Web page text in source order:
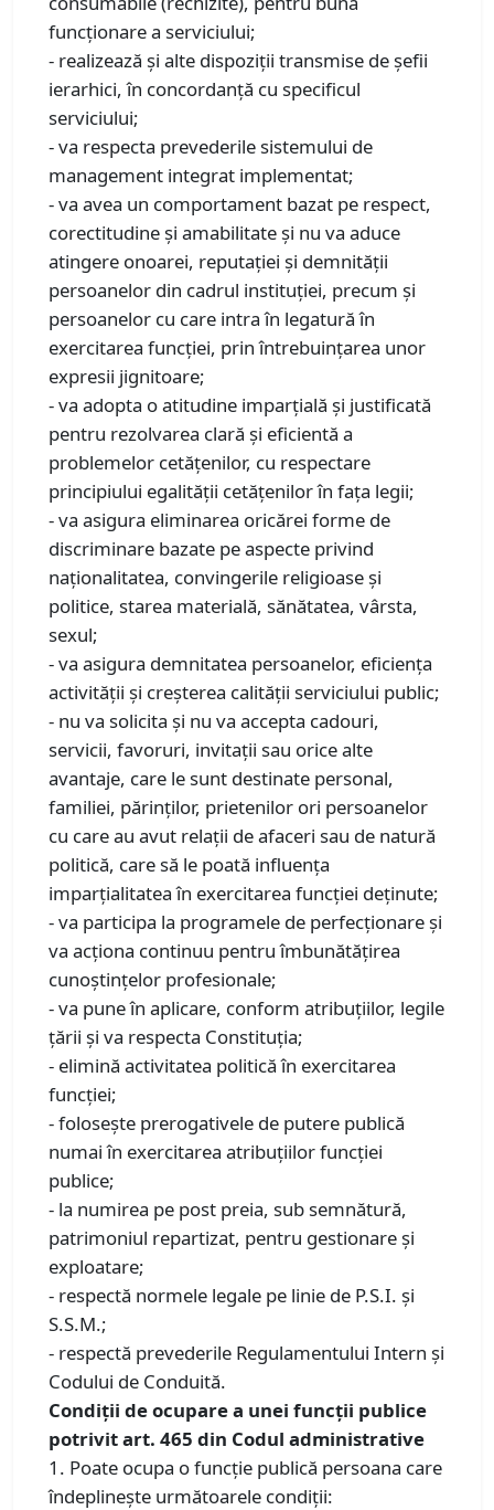
funcţionare a serviciului;
- realizează şi alte dispoziţii transmise de şefii
ierarhici, în concordanţă cu specificul
serviciului;
- va respecta prevederile sistemului de
management integrat implementat;
- va avea un comportament bazat pe respect,
corectitudine şi amabilitate şi nu va aduce
atingere onoarei, reputaţiei şi demnităţii
persoanelor din cadrul instituţiei, precum şi
persoanelor cu care intra în legatură în
exercitarea funcţiei, prin întrebuinţarea unor
expresii jignitoare;
- va adopta o atitudine imparţială şi justificată
pentru rezolvarea clară şi eficientă a
problemelor cetăţenilor, cu respectare
principiului egalităţii cetăţenilor în faţa legii;
- va asigura eliminarea oricărei forme de
discriminare bazate pe aspecte privind
naţionalitatea, convingerile religioase şi
politice, starea materială, sănătatea, vârsta,
sexul;
- va asigura demnitatea persoanelor, eficienţa
activităţii şi creşterea calităţii serviciului public;
- nu va solicita şi nu va accepta cadouri,
servicii, favoruri, invitaţii sau orice alte
avantaje, care le sunt destinate personal,
familiei, părinţilor, prietenilor ori persoanelor
cu care au avut relaţii de afaceri sau de natură
politică, care să le poată influenţa
imparţialitatea în exercitarea funcţiei deţinute;
- va participa la programele de perfecţionare şi
va acţiona continuu pentru îmbunătăţirea
cunoştinţelor profesionale;
- va pune în aplicare, conform atribuţiilor, legile
ţării şi va respecta Constituţia;
- elimină activitatea politică în exercitarea
funcţiei;
- foloseşte prerogativele de putere publică
numai în exercitarea atribuţiilor funcţiei
publice;
- la numirea pe post preia, sub semnătură,
patrimoniul repartizat, pentru gestionare şi
exploatare;
- respectă normele legale pe linie de P.S.I. şi
S.S.M.;
- respectă prevederile Regulamentului Intern şi
Codului de Conduită.
Condiții de ocupare a unei funcții publice
potrivit art. 465 din Codul administrative
1. Poate ocupa o funcţie publică persoana care
îndeplineşte următoarele condiţii: